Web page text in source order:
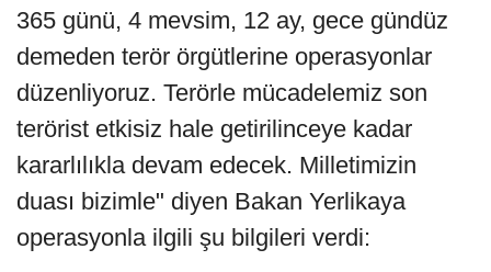
365 günü, 4 mevsim, 12 ay, gece gündüz
demeden terör örgütlerine operasyonlar
düzenliyoruz. Terörle mücadelemiz son
terörist etkisiz hale getirilinceye kadar
kararlılıkla devam edecek. Milletimizin
duası bizimle" diyen Bakan Yerlikaya
operasyonla ilgili şu bilgileri verdi: